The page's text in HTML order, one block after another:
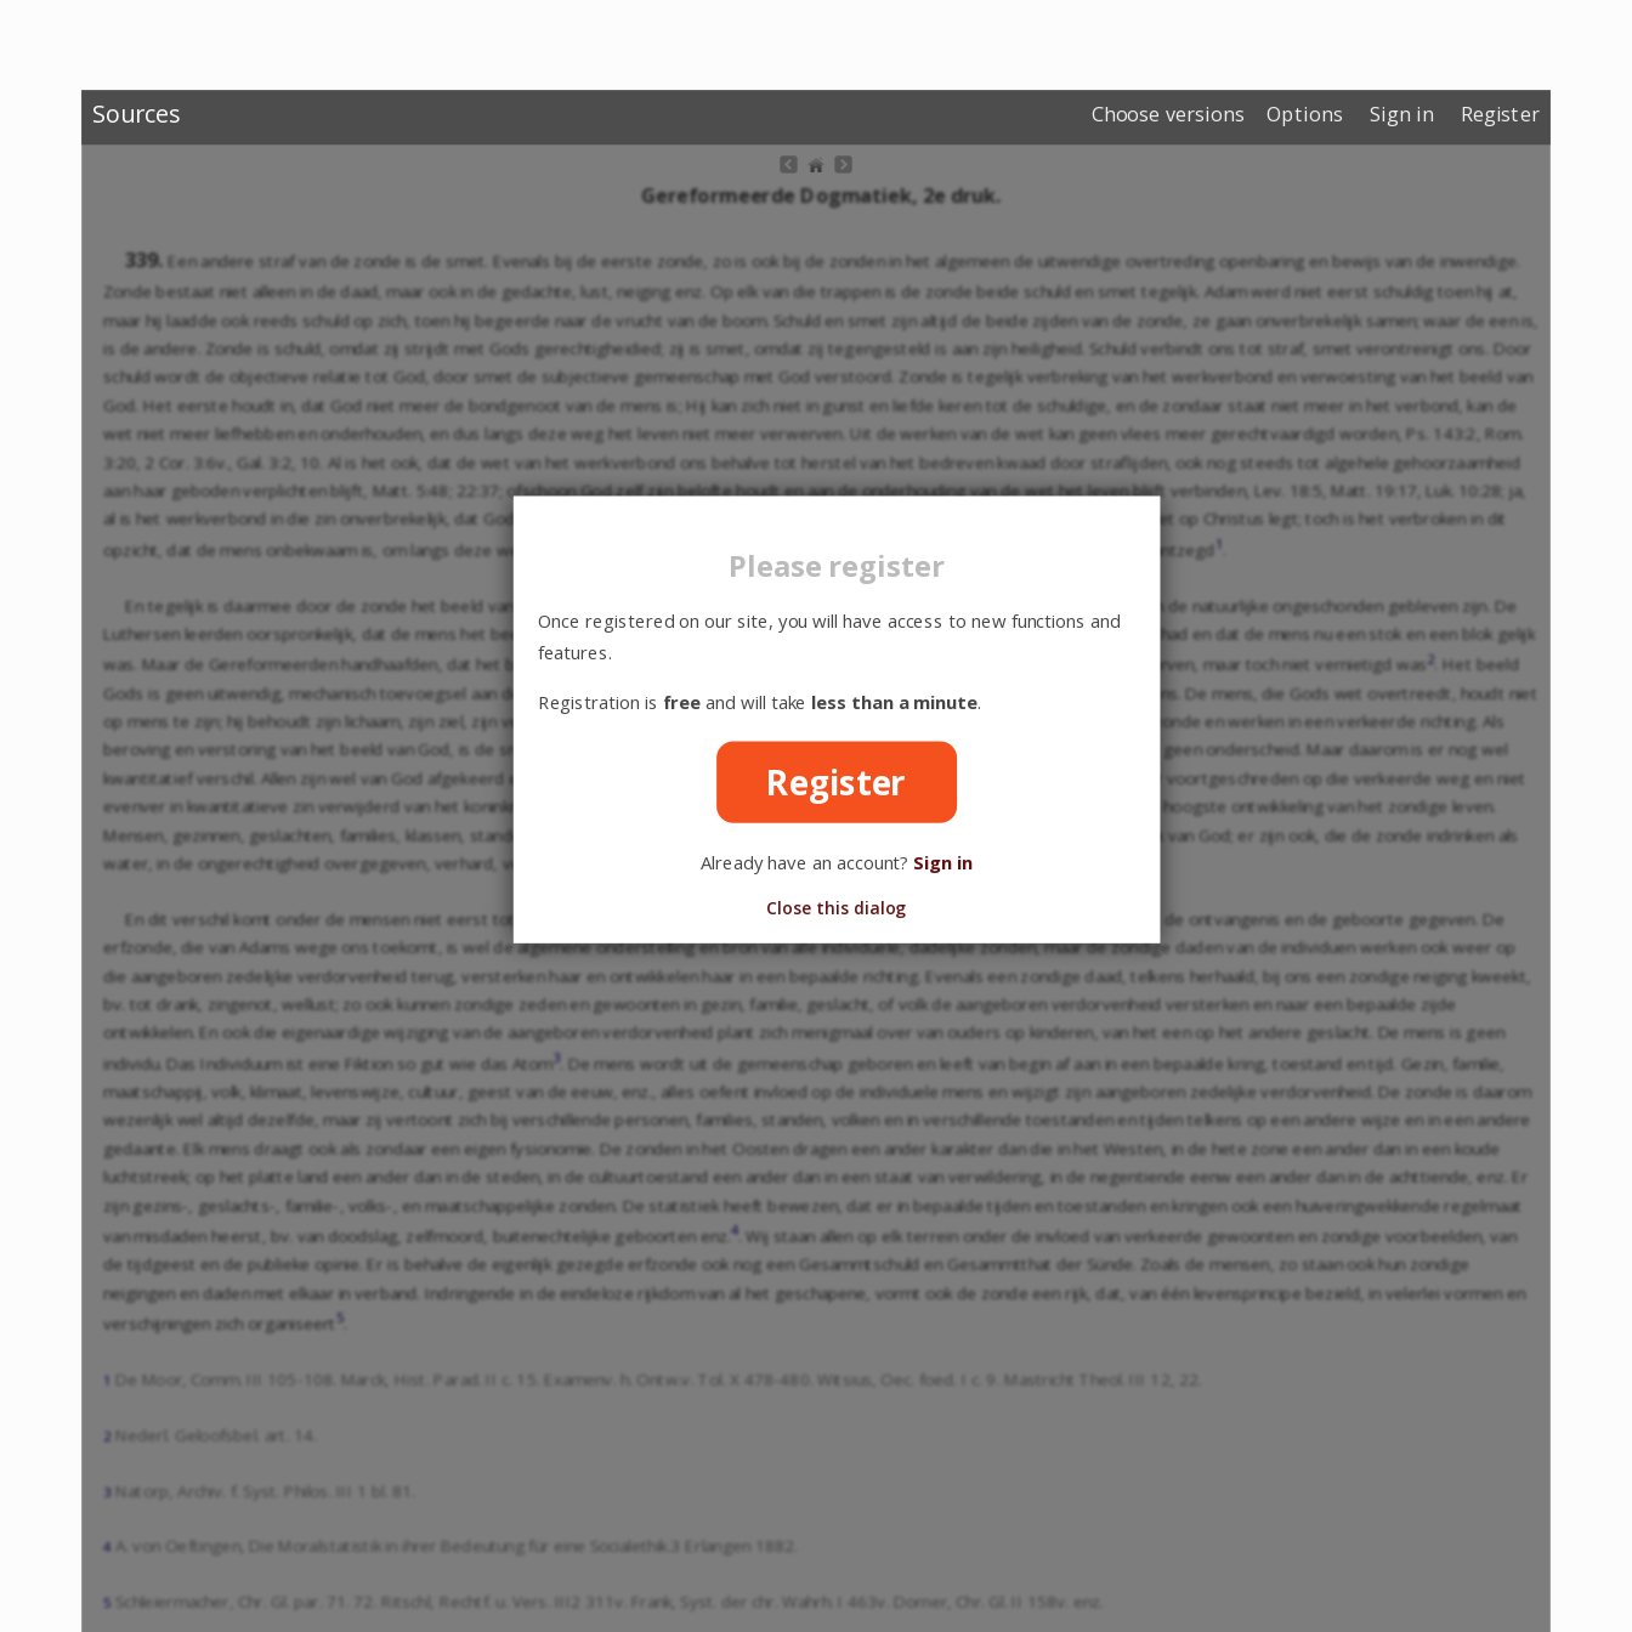
Sources Choose versions Options Sign in Register
Please register
Once registered on our site, you will have access to new functions and
features.
Registration is free and will take less than a minute.
Register
Already have an account? Sign in
Close this dialog
Gereformeerde Dogmatiek, 2e druk.
339. Een andere straf van de zonde is de smet. Evenals bij de eerste zonde, zo is ook bij de zonden in het algemeen de uitwendige overtreding openbaring en bewijs van de inwendige.
Zonde bestaat niet alleen in de daad, maar ook in de gedachte, lust, neiging enz. Op elk van die trappen is de zonde beide schuld en smet tegelijk. Adam werd niet eerst schuldig toen hij at,
maar hij laadde ook reeds schuld op zich, toen hij begeerde naar de vrucht van de boom. Schuld en smet zijn altijd de beide zijden van de zonde, ze gaan onverbrekelijk samen; waar de een is,
is de andere. Zonde is schuld, omdat zij strijdt met Gods gerechtigheidied; zij is smet, omdat zij tegengesteld is aan zijn heiligheid. Schuld verbindt ons tot straf, smet verontreinigt ons. Door
schuld wordt de objectieve relatie tot God, door smet de subjectieve gemeenschap met God verstoord. Zonde is tegelijk verbreking van het werkverbond en verwoesting van het beeld van
God. Het eerste houdt in, dat God niet meer de bondgenoot van de mens is; Hij kan zich niet in gunst en liefde keren tot de schuldige, en de zondaar staat niet meer in het verbond, kan de
wet niet meer liefhebben en onderhouden, en dus langs deze weg het leven niet meer verwerven. Uit de werken van de wet kan geen vlees meer gerechtvaardigd worden,Ps. 143:2 Rom.
3:20 2 Cor. 3:6v., Gal. 3:2 10 . Al is het ook, dat de wet van het werkverbond ons behalve tot herstel van het bedreven kwaad door straflijden, ook nog steeds tot algehele gehoorzaamheid
aan haar geboden verplichten blijft, Matt. 5:48 22:37 ; ofschoon God zelf zijn belofte houdt en aan de onderhouding van de wet het leven blijft verbinden, Lev. 18:5 Matt. 19:17 Luk. 10:28 ; ja,
al is het werkverbond in die zin onverbrekelijk, dat God in het genadeverbond de eis tot voldoening en volstrekte gehoorzaamheid aan de wet op Christus legt; toch is het verbroken in dit
opzicht, dat de mens onbekwaam is, om langs deze weg het leven in te gaan. Het paradijs is voor hem gesloten, de boom des levens hem ontzegd 1
En tegelijk is daarmee door de zonde het beeld van God verwoest. Rome verstaat daaronder, dat de bovennatuurlijke gaven verloren, en de natuurlijke ongeschonden gebleven zijn. De
Luthersen leerden oorspronkelijk, dat de mens het beeld van God, omdat het alleen bestaat in de zedelijke eigenschappen, geheel verloren had en dat de mens nu een stok en een blok gelijk
was. Maar de Gereformeerden handhaafden, dat het beeld van God in engere zin wel verloren en in ruimere zin geheel geschonden en bedorven, maar toch niet vernietigd was2 . Het beeld
Gods is geen uitwendig, mechanisch toevoegsel aan de mens, maar hangt organisch met zijn wezen samen; het is de gezondheid van de mens. De mens, die Gods wet overtreedt, houdt niet
op mens te zijn; hij behoudt zijn lichaam, zijn ziel, zijn vermogens, zijn krachten, zijn verstand, wil enz., maar zij staan alle in de dienst van de zonde en werken in een verkeerde richting. Als
beroving en verstoring van het beeld van God, is de smet van de zonde aan alle mensen, behalve Christus, van nature eigen, kwalitatief is er geen onderscheid. Maar daarom is er nog wel
kwantitatief verschil. Allen zijn wel van God afgekeerd en wandelen van nature op het pad, dat ten verderve leidt. Maar niet allen zijn evenver voortgeschreden op die verkeerde weg en niet
evenver in kwantitatieve zin verwijderd van het koninkrijk van de hemelen. Er is een eindeloze variatie en overgang tussen de aanvang en de hoogste ontwikkeling van het zondige leven.
Mensen, gezinnen, geslachten, families, klassen, standen, volken lopen ook in de zonde verre uiteen. Er zijn, die niet ver zijn van het koninkrijk van God; er zijn ook, die de zonde indrinken als
water, in de ongerechtigheid overgegeven, verhard, verstokt zijn en voor elke goede indruk onvatbaar.
En dit verschil komt onder de mensen niet eerst tot stand door hun persoonlijke daden en individuele handelingen, maar is ook reeds met de ontvangenis en de geboorte gegeven. De
erfzonde, die van Adams wege ons toekomt, is wel de algemene onderstelling en bron van alle individuele, dadelijke zonden, maar de zondige daden van de individuen werken ook weer op
die aangeboren zedelijke verdorvenheid terug, versterken haar en ontwikkelen haar in een bepaalde richting. Evenals een zondige daad, telkens herhaald, bij ons een zondige neiging kweekt,
bv. tot drank, zingenot, wellust; zo ook kunnen zondige zeden en gewoonten in gezin, familie, geslacht, of volk de aangeboren verdorvenheid versterken en naar een bepaalde zijde
ontwikkelen. En ook die eigenaardige wijziging van de aangeboren verdorvenheid plant zich menigmaal over van ouders op kinderen, van het een op het andere geslacht. De mens is geen
individu. Das Individuum ist eine Fiktion so gut wie das Atom3 . De mens wordt uit de gemeenschap geboren en leeft van begin af aan in een bepaalde kring, toestand en tijd. Gezin, familie,
maatschappij, volk, klimaat, levenswijze, cultuur, geest van de eeuw, enz., alles oefent invloed op de individuele mens en wijzigt zijn aangeboren zedelijke verdorvenheid. De zonde is daarom
wezenlijk wel altijd dezelfde, maar zij vertoont zich bij verschillende personen, families, standen, volken en in verschillende toestanden en tijden telkens op een andere wijze en in een andere
gedaante. Elk mens draagt ook als zondaar een eigen fysionomie. De zonden in het Oosten dragen een ander karakter dan die in het Westen, in de hete zone een ander dan in een koude
luchtstreek; op het platte land een ander dan in de steden, in de cultuurtoestand een ander dan in een staat van verwildering, in de negentiende eenw een ander dan in de achttiende, enz. Er
zijn gezins-, geslachts-, familie-, volks-, en maatschappelijke zonden. De statistiek heeft bewezen, dat er in bepaalde tijden en toestanden en kringen ook een huiveringwekkende regelmaat
van misdaden heerst, bv. van doodslag, zelfmoord, buitenechtelijke geboorten enz. 4 . Wij staan allen op elk terrein onder de invloed van verkeerde gewoonten en zondige voorbeelden, van
de tijdgeest en de publieke opinie. Er is behalve de eigenlijk gezegde erfzonde ook nog een Gesammtschuld en Gesammtthat der Sünde. Zoals de mensen, zo staan ook hun zondige
neigingen en daden met elkaar in verband. Indringende in de eindeloze rijkdom van al het geschapene, vormt ook de zonde een rijk, dat, van één levensprincipe bezield, in velerlei vormen en
verschijningen zich organiseert
1 De Moor, Comm. III 105-108. Marck, Hist. Parad. II c. 15. Examenv. h. Ontw.v. Tol. X 478-480. Witsius, Oec. foed. I c. 9. Mastricht Theol. III 12, 22.
2 Nederl. Geloofsbel. art. 14.
3Natorp, Archiv. f. Syst. Philos. III 1 bl. 81.
4 A. von Oeftingen, Die Moralstatistik in ihrer Bedeutung für eine Socialethik.3 Erlangen 1882.
5 Schleiermacher, Chr. Gl. par. 71. 72. Ritschl, Rechtf. u. Vers. III2 311v. Frank, Syst. der chr. Wahrh. I 463v. Dorner, Chr. Gl. II 158v. enz.